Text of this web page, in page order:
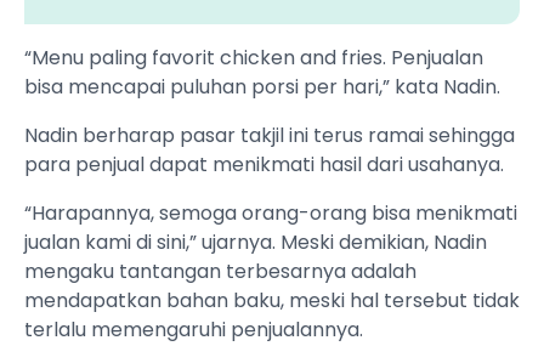
“Menu paling favorit chicken and fries. Penjualan
bisa mencapai puluhan porsi per hari,” kata Nadin.
Nadin berharap pasar takjil ini terus ramai sehingga
para penjual dapat menikmati hasil dari usahanya.
“Harapannya, semoga orang-orang bisa menikmati
jualan kami di sini,” ujarnya. Meski demikian, Nadin
mengaku tantangan terbesarnya adalah
mendapatkan bahan baku, meski hal tersebut tidak
terlalu memengaruhi penjualannya.